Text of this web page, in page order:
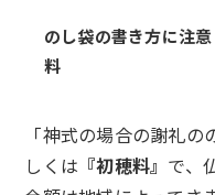
のし袋の書き方に注
料
「神式の場合の謝礼
しくは 『初穂料』 で、